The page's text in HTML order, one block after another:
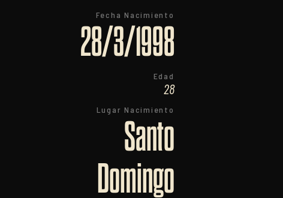
Fecha Nacimiento
28/3/1998
Edad
28
Lugar Nacimiento
Santo
Domingo